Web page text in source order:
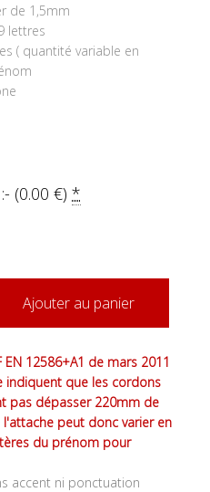
de 1,5mm
lettres
( quantité variable en
(0.00€)*
Ajouter au panier
12586+A1 de mars 2011
indiquent que les cordons
pas dépasser 220mm de
peut donc varier en
du prénom pour
accent ni ponctuation